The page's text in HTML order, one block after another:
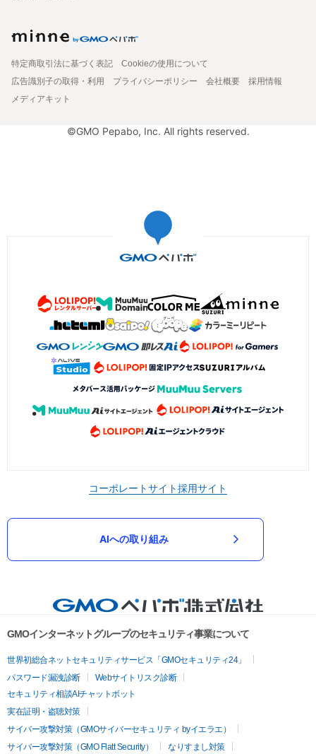
特定商取引法に基づく表記
Cookieの使用について
広告識別子の取得・利用
プライバシーポリシー 会社概要
採用情報
メディアキット
©GMO Pepabo, Inc. All rights reserved.
コーポレートサイト採用サイト
AIへの取り組み
GMOインターネットグループのセキュリティ事業について
世界初総合ネットセキュリティサービス「GMOセキュリティ24」
パスワード漏洩診断
Webサイトリスク診断
セキュリティ相談AIチャットボット
実在証明・盗聴対策
サイバー攻撃対策（GMOサイバーセキュリティ byイエラエ）
サイバー攻撃対策（GMO Flatt Security）
なりすまし対策